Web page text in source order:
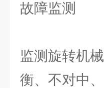
故障监测
监测旋转机
衡、不对中、